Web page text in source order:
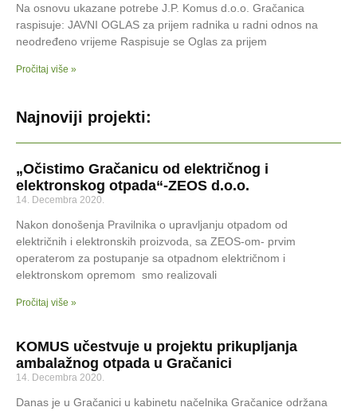
Na osnovu ukazane potrebe J.P. Komus d.o.o. Gračanica
raspisuje: JAVNI OGLAS za prijem radnika u radni odnos na
neodređeno vrijeme Raspisuje se Oglas za prijem
Pročitaj više »
Najnoviji projekti:
„Očistimo Gračanicu od električnog i
elektronskog otpada“-ZEOS d.o.o.
14. Decembra 2020.
Nakon donošenja Pravilnika o upravljanju otpadom od
električnih i elektronskih proizvoda, sa ZEOS-om- prvim
operaterom za postupanje sa otpadnom električnom i
elektronskom opremom smo realizovali
Pročitaj više »
KOMUS učestvuje u projektu prikupljanja
ambalažnog otpada u Gračanici
14. Decembra 2020.
Danas je u Gračanici u kabinetu načelnika Gračanice održana